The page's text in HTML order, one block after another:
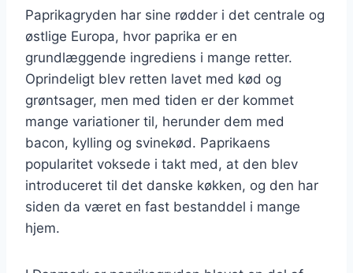
Paprikagryden har sine rødder i det centrale og
østlige Europa, hvor paprika er en
grundlæggende ingrediens i mange retter.
Oprindeligt blev retten lavet med kød og
grøntsager, men med tiden er der kommet
mange variationer til, herunder dem med
bacon, kylling og svinekød. Paprikaens
popularitet voksede i takt med, at den blev
introduceret til det danske køkken, og den har
siden da været en fast bestanddel i mange
hjem.